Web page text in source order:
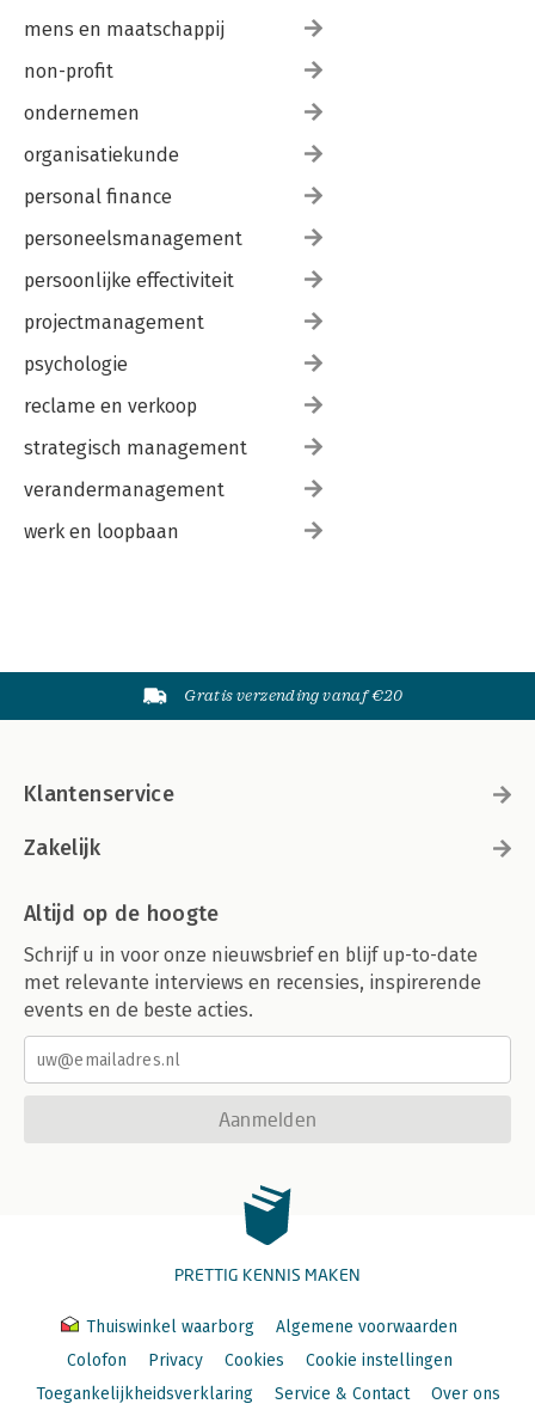
mens en maatschappij
non-profit
ondernemen
organisatiekunde
personal finance
personeelsmanagement
persoonlijke effectiviteit
projectmanagement
psychologie
reclame en verkoop
strategisch management
verandermanagement
werk en loopbaan
Gratis verzending vanaf €20
Klantenservice
Zakelijk
Altijd op de hoogte
Schrijf u in voor onze nieuwsbrief en blijf up-to-date
met relevante interviews en recensies, inspirerende
events en de beste acties.
Aanmelden
PRETTIG KENNIS MAKEN
Thuiswinkel waarborg
Algemene voorwaarden
Colofon
Privacy Cookies
Cookie instellingen
Toegankelijkheidsverklaring
Service & Contact Over ons